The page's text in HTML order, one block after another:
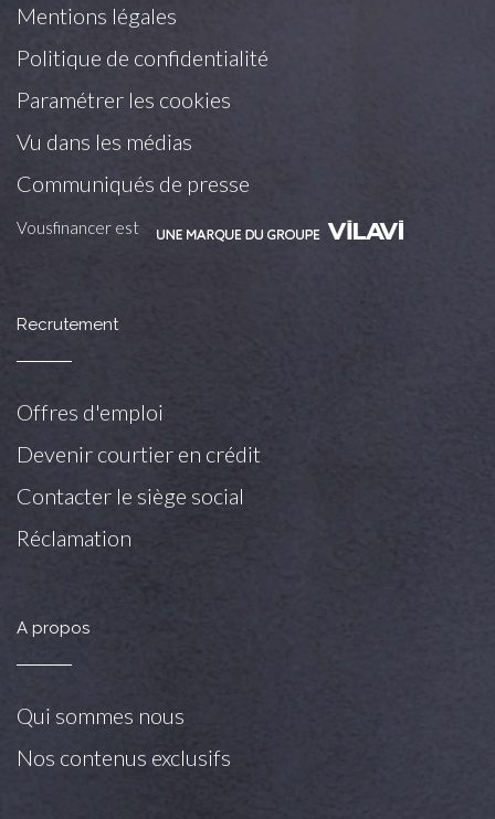
Mentions légales
Politique de confidentialité
Paramétrer les cookies
Vu dans les médias
Communiqués de presse
Vousfinancer est
Recrutement
Offres d'emploi
Devenir courtier en crédit
Contacter le siège social
Réclamation
A propos
Qui sommes nous
Nos contenus exclusifs